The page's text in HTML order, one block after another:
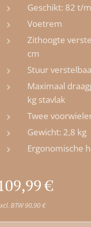
Geschikt: 82 t/
Voetrem
Zithoogte
cm
Stuur
Maximaal
kg stavlak
Twee
Gewicht: 2,8 kg
Ergonomische
€
BTW 90,90 €